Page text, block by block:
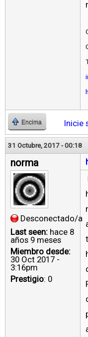
Encima Inicie
31 Octubre, 2017 - 00:18
norma
Desconectado/a
Last seen: hace 8
años 9 meses
Miembro desde:
30 Oct 2017 -
3:16pm
Prestigio: 0